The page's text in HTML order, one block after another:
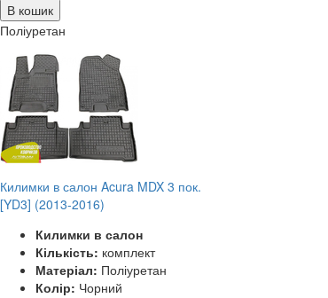
В кошик
Поліуретан
Килимки в салон Acura MDX 3 пок.
[YD3] (2013-2016)
Килимки в салон
Кількість: комплект
Матеріал: Поліуретан
Колір: Чорний